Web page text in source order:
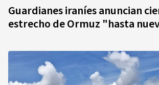
Guardianes iraníes anuncian
estrecho de Ormuz "hasta